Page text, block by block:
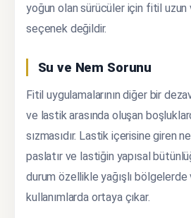
yoğun olan sürücüler için fitil uzun
seçenek değildir.
Su ve Nem Sorunu
Fitil uygulamalarının diğer bir
ve lastik arasında oluşan
sızmasıdır. Lastik içerisine giren
paslatır ve lastiğin yapısal
durum özellikle yağışlı bölgelerde
kullanımlarda ortaya çıkar.